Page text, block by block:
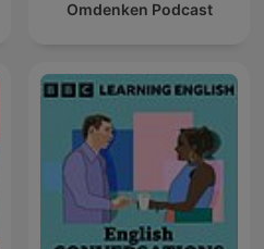
Omdenken Podcast